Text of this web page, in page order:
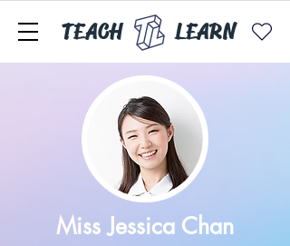
TEACH LEARN
Miss Jessica Chan